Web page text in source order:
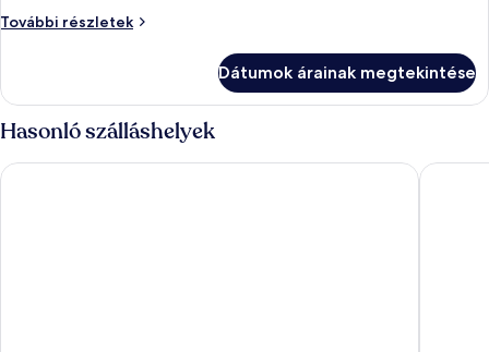
két
További részletek
Gazdaságos
ággyal
további
részletei
Dátumok árainak megtekintése
Hasonló szálláshelyek
The Motuga Hostel Bangkok T-